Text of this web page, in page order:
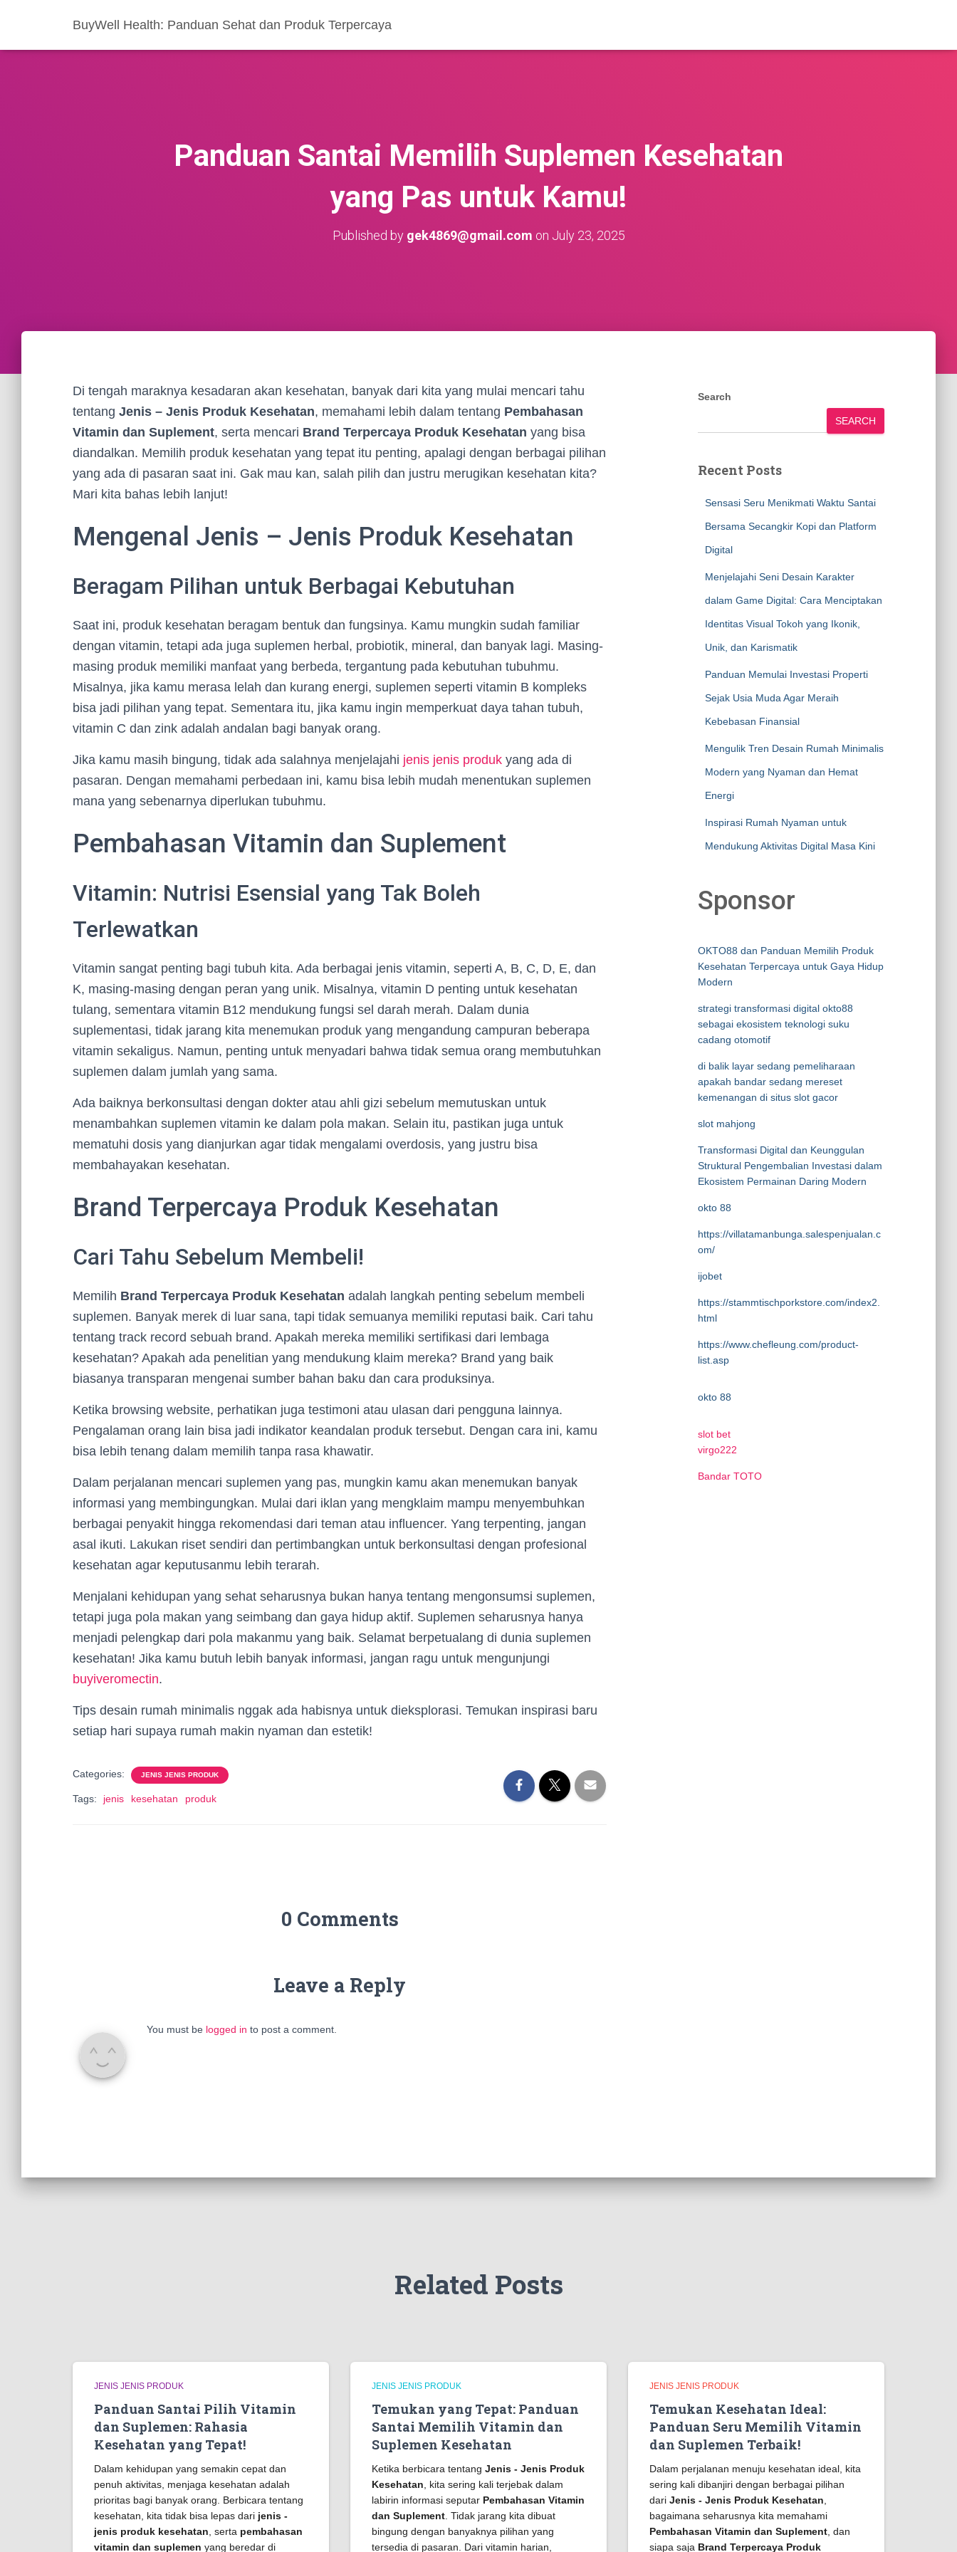
BuyWell Health: Panduan Sehat dan Produk Terpercaya
Panduan Santai Memilih Suplemen Kesehatan
yang Pas untuk Kamu!
Published by gek4869@gmail.com on July 23, 2025
Di tengah maraknya kesadaran akan kesehatan, banyak dari kita yang mulai mencari tahu
tentang Jenis – Jenis Produk Kesehatan, memahami lebih dalam tentang Pembahasan
Vitamin dan Suplement, serta mencari Brand Terpercaya Produk Kesehatan yang bisa
diandalkan. Memilih produk kesehatan yang tepat itu penting, apalagi dengan berbagai pilihan
yang ada di pasaran saat ini. Gak mau kan, salah pilih dan justru merugikan kesehatan kita?
Mari kita bahas lebih lanjut!
Mengenal Jenis – Jenis Produk Kesehatan
Beragam Pilihan untuk Berbagai Kebutuhan
Saat ini, produk kesehatan beragam bentuk dan fungsinya. Kamu mungkin sudah familiar
dengan vitamin, tetapi ada juga suplemen herbal, probiotik, mineral, dan banyak lagi. Masing-
masing produk memiliki manfaat yang berbeda, tergantung pada kebutuhan tubuhmu.
Misalnya, jika kamu merasa lelah dan kurang energi, suplemen seperti vitamin B kompleks
bisa jadi pilihan yang tepat. Sementara itu, jika kamu ingin memperkuat daya tahan tubuh,
vitamin C dan zink adalah andalan bagi banyak orang.
Jika kamu masih bingung, tidak ada salahnya menjelajahi jenis jenis produk yang ada di
pasaran. Dengan memahami perbedaan ini, kamu bisa lebih mudah menentukan suplemen
mana yang sebenarnya diperlukan tubuhmu.
Pembahasan Vitamin dan Suplement
Vitamin: Nutrisi Esensial yang Tak Boleh
Terlewatkan
Vitamin sangat penting bagi tubuh kita. Ada berbagai jenis vitamin, seperti A, B, C, D, E, dan
K, masing-masing dengan peran yang unik. Misalnya, vitamin D penting untuk kesehatan
tulang, sementara vitamin B12 mendukung fungsi sel darah merah. Dalam dunia
suplementasi, tidak jarang kita menemukan produk yang mengandung campuran beberapa
vitamin sekaligus. Namun, penting untuk menyadari bahwa tidak semua orang membutuhkan
suplemen dalam jumlah yang sama.
Ada baiknya berkonsultasi dengan dokter atau ahli gizi sebelum memutuskan untuk
menambahkan suplemen vitamin ke dalam pola makan. Selain itu, pastikan juga untuk
mematuhi dosis yang dianjurkan agar tidak mengalami overdosis, yang justru bisa
membahayakan kesehatan.
Brand Terpercaya Produk Kesehatan
Cari Tahu Sebelum Membeli!
Memilih Brand Terpercaya Produk Kesehatan adalah langkah penting sebelum membeli
suplemen. Banyak merek di luar sana, tapi tidak semuanya memiliki reputasi baik. Cari tahu
tentang track record sebuah brand. Apakah mereka memiliki sertifikasi dari lembaga
kesehatan? Apakah ada penelitian yang mendukung klaim mereka? Brand yang baik
biasanya transparan mengenai sumber bahan baku dan cara produksinya.
Ketika browsing website, perhatikan juga testimoni atau ulasan dari pengguna lainnya.
Pengalaman orang lain bisa jadi indikator keandalan produk tersebut. Dengan cara ini, kamu
bisa lebih tenang dalam memilih tanpa rasa khawatir.
Dalam perjalanan mencari suplemen yang pas, mungkin kamu akan menemukan banyak
informasi yang membingungkan. Mulai dari iklan yang mengklaim mampu menyembuhkan
berbagai penyakit hingga rekomendasi dari teman atau influencer. Yang terpenting, jangan
asal ikuti. Lakukan riset sendiri dan pertimbangkan untuk berkonsultasi dengan profesional
kesehatan agar keputusanmu lebih terarah.
Menjalani kehidupan yang sehat seharusnya bukan hanya tentang mengonsumsi suplemen,
tetapi juga pola makan yang seimbang dan gaya hidup aktif. Suplemen seharusnya hanya
menjadi pelengkap dari pola makanmu yang baik. Selamat berpetualang di dunia suplemen
kesehatan! Jika kamu butuh lebih banyak informasi, jangan ragu untuk mengunjungi
buyiveromectin.
Tips desain rumah minimalis nggak ada habisnya untuk dieksplorasi. Temukan inspirasi baru
setiap hari supaya rumah makin nyaman dan estetik!
Categories: JENIS JENIS PRODUK
Tags: jenis kesehatan produk
0 Comments
Leave a Reply
You must be logged in to post a comment.
Search
SEARCH
Recent Posts
Sensasi Seru Menikmati Waktu Santai
Bersama Secangkir Kopi dan Platform
Digital
Menjelajahi Seni Desain Karakter
dalam Game Digital: Cara Menciptakan
Identitas Visual Tokoh yang Ikonik,
Unik, dan Karismatik
Panduan Memulai Investasi Properti
Sejak Usia Muda Agar Meraih
Kebebasan Finansial
Mengulik Tren Desain Rumah Minimalis
Modern yang Nyaman dan Hemat
Energi
Inspirasi Rumah Nyaman untuk
Mendukung Aktivitas Digital Masa Kini
Sponsor
OKTO88 dan Panduan Memilih Produk
Kesehatan Terpercaya untuk Gaya Hidup
Modern
strategi transformasi digital okto88
sebagai ekosistem teknologi suku
cadang otomotif
di balik layar sedang pemeliharaan
apakah bandar sedang mereset
kemenangan di situs slot gacor
slot mahjong
Transformasi Digital dan Keunggulan
Struktural Pengembalian Investasi dalam
Ekosistem Permainan Daring Modern
okto 88
https://villatamanbunga.salespenjualan.c
om/
ijobet
https://stammtischporkstore.com/index2.
html
https://www.chefleung.com/product-
list.asp
okto 88
slot bet
virgo222
Bandar TOTO
Related Posts
JENIS JENIS PRODUK
Panduan Santai Pilih Vitamin
dan Suplemen: Rahasia
Kesehatan yang Tepat!
Dalam kehidupan yang semakin cepat dan
penuh aktivitas, menjaga kesehatan adalah
prioritas bagi banyak orang. Berbicara tentang
kesehatan, kita tidak bisa lepas dari jenis -
jenis produk kesehatan , serta pembahasan
vitamin dan suplemen yang beredar di
JENIS JENIS PRODUK
Temukan yang Tepat: Panduan
Santai Memilih Vitamin dan
Suplemen Kesehatan
Ketika berbicara tentang Jenis - Jenis Produk
Kesehatan , kita sering kali terjebak dalam
labirin informasi seputar Pembahasan Vitamin
dan Suplement . Tidak jarang kita dibuat
bingung dengan banyaknya pilihan yang
tersedia di pasaran. Dari vitamin harian,
JENIS JENIS PRODUK
Temukan Kesehatan Ideal:
Panduan Seru Memilih Vitamin
dan Suplemen Terbaik!
Dalam perjalanan menuju kesehatan ideal, kita
sering kali dibanjiri dengan berbagai pilihan
dari Jenis - Jenis Produk Kesehatan
bagaimana seharusnya kita memahami
Pembahasan Vitamin dan Suplement , dan
siapa saja Brand Terpercaya Produk